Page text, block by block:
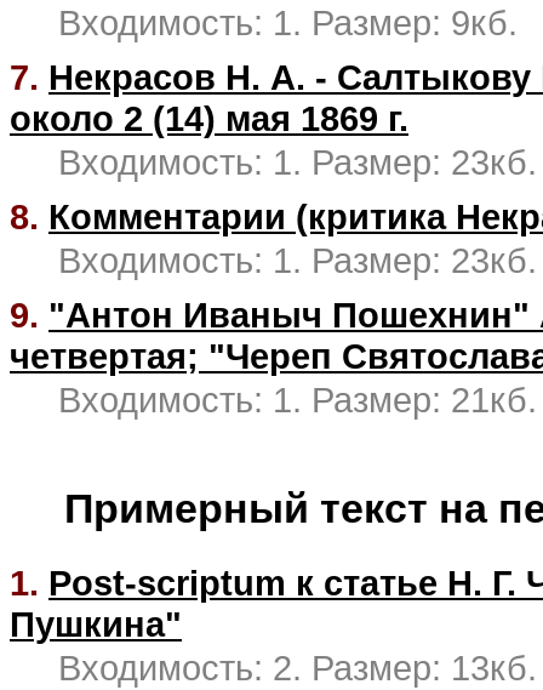
Входимость: 1. Размер: 9кб.
7. Некрасов Н. А. -
около 2 (14) мая 1869 г.
Входимость: 1. Размер: 23кб.
8. Комментарии (критика
Входимость: 1. Размер: 23кб.
9. "Антон Иваныч Пошехнин"
четвертая; "Череп
Входимость: 1. Размер: 21кб.
Примерный текст на
1. Post-scriptum к статье Н.
Пушкина"
Входимость: 2. Размер: 13кб.